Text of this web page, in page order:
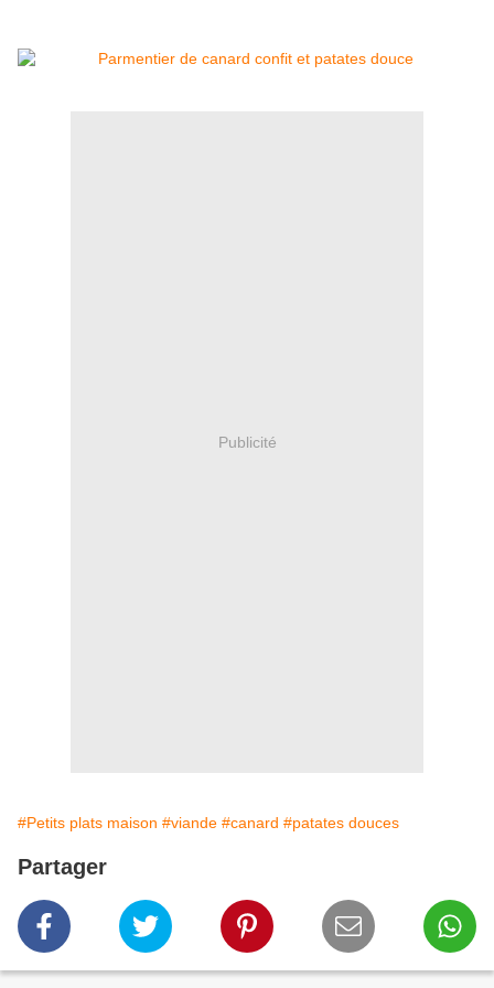
Publicité
#Petits plats maison #viande #canard #patates douces
Partager